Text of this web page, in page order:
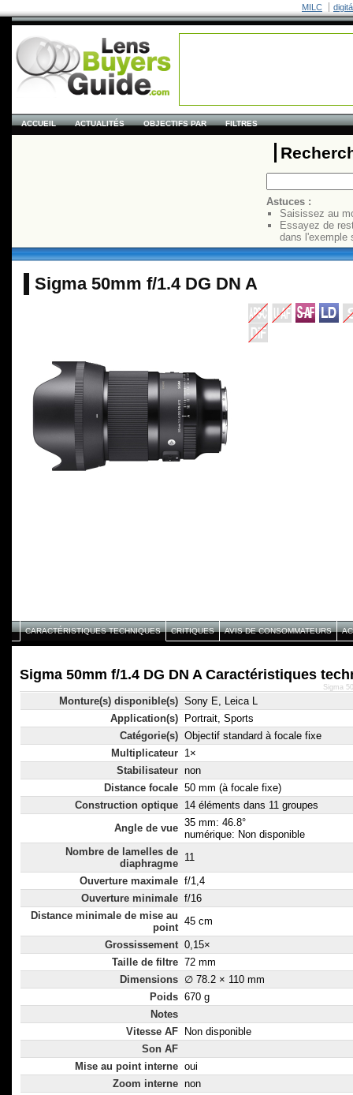
MILC
ACCUEIL ACTUALITÉS OBJECTIFS PAR FILTRES
Astuces :
Saisissez au
Essayez de
dans
Sigma 50mm f/1.4 DG DN A
CARACTÉRISTIQUES TECHNIQUES CRITIQUES AVIS DE CONSOMMATEURS
Sigma 50mm f/1.4 DG DN A Caractéristiques
Monture(s) disponible(s) Sony E, Leica L
Application(s)
Portrait, Sports
Catégorie(s) Objectif standard à focale fixe
Multiplicateur 1×
Stabilisateur non
Distance focale 50 mm (à focale fixe)
Construction optique 14 éléments dans 11 groupes
Angle de vue 35 mm: 46.8°
numérique: Non disponible
Nombre de lamelles de
diaphragme
11
Ouverture maximale f/1,4
Ouverture minimale f/16
Distance minimale de mise au
point
45 cm
Grossissement 0,15×
Taille de filtre 72 mm
Dimensions ∅ 78.2 × 110 mm
Poids 670 g
Notes
Vitesse AF
Non disponible
Son AF
Mise au point interne oui
Zoom interne non
Sigma